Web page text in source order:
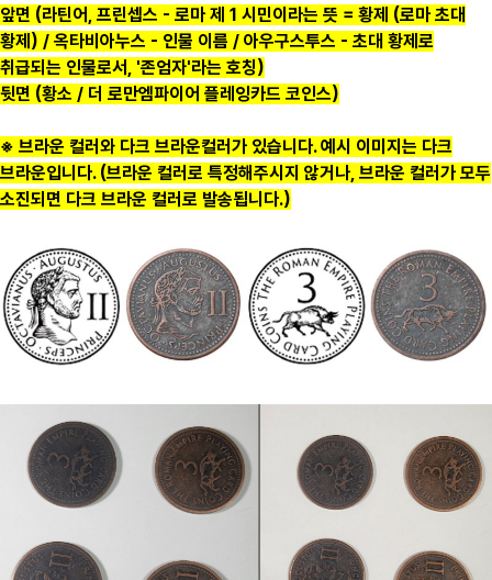
앞면 (라틴어, 프린셉스 - 로마 제 1 시민이라는 뜻 = 황제 (로마 초대
황제) / 옥타비아누스 - 인물 이름 / 아우구스투스 - 초대 황제로
취급되는 인물로서, '존엄자'라는 호칭)
뒷면 (황소 / 더 로만엠파이어 플레잉카드 코인스)
※ 브라운 컬러와 다크 브라운컬러가 있습니다. 예시 이미지는 다크
브라운입니다. (브라운 컬러로 특정해주시지 않거나, 브라운 컬러가 모두
소진되면 다크 브라운 컬러로 발송됩니다.)